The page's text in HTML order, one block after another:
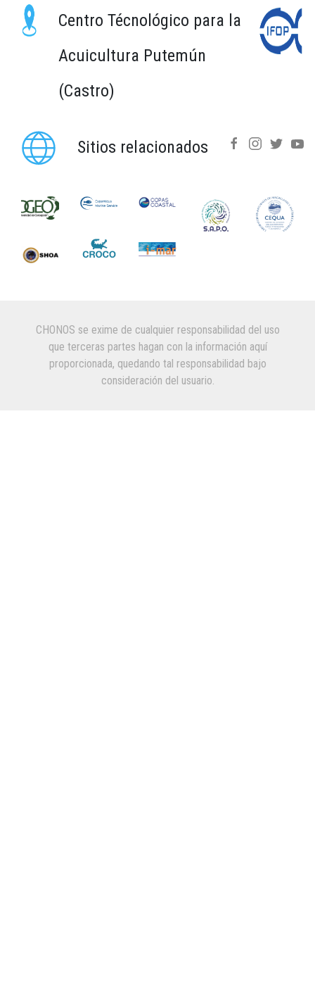
Centro Técnológico para la
Acuicultura Putemún
(Castro)
Sitios relacionados
CHONOS se exime de cualquier responsabilidad del uso
que terceras partes hagan con la información aquí
proporcionada, quedando tal responsabilidad bajo
consideración del usuario.